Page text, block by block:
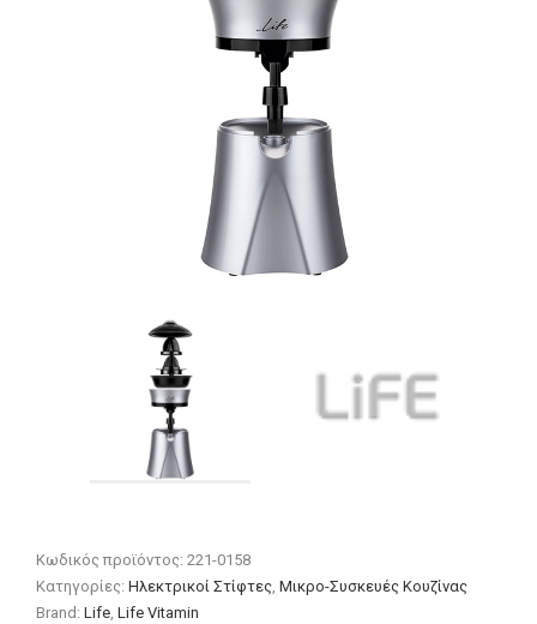
Κωδικός προϊόντος:221-0158
Κατηγορίες:Ηλεκτρικοί Στίφτες,Μικρο-Συσκευές Κουζίνας
Brand:Life,Life Vitamin